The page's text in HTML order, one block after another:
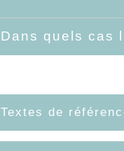
Dans quels cas
Textes de